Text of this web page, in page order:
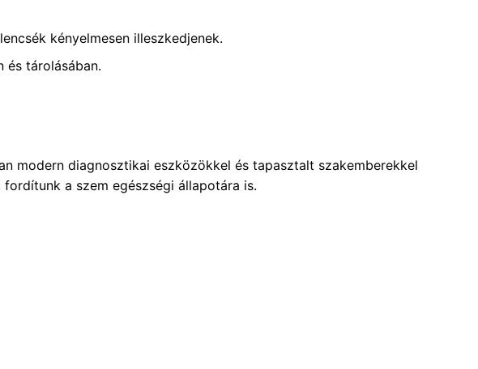
kényelmesen illeszkedjenek.
és tárolásában.
modern diagnosztikai eszközökkel és tapasztalt szakemberekkel
a szem egészségi állapotára is.